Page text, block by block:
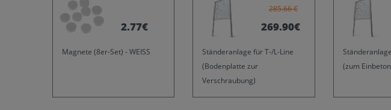
2.77€
Magnete (8er-Set) - WEISS
285.66 €
269.90€
Ständeranlage für T-/L-Line
(Bodenplatte zur
Verschraubung)
(zum